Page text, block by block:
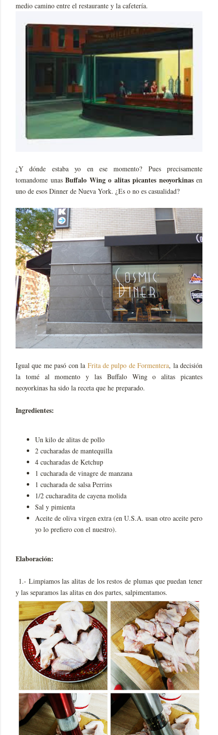
medio camino entre el restaurante y la cafetería.
¿Y dónde estaba yo en ese momento? Pues precisamente
tomandome unas Buffalo Wing o alitas picantes neoyorkinasen
uno de esos Dinner de Nueva York. ¿Es o no es casualidad?
Igual que me pasó con la Frita de pulpo de Formentera, la decisión
la tomé al momento y las Buffalo Wing o alitas picantes
neoyorkinas ha sido la receta que he preparado.
Ingredientes:
Un kilo de alitas de pollo
2 cucharadas de mantequilla
4 cucharadas de Ketchup
1 cucharada de vinagre de manzana
1 cucharada de salsa Perrins
1/2 cucharadita de cayena molida
Sal y pimienta
Aceite de oliva virgen extra (en U.S.A. usan otro aceite pero
yo lo prefiero con el nuestro).
Elaboración:
1.- Limpiamos las alitas de los restos de plumas que puedan tener
y las separamos las alitas en dos partes, salpimentamos.